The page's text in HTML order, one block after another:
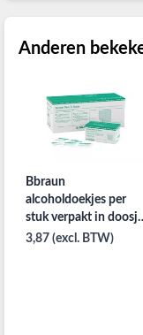
Anderen
Bbraun
alcoholdoekjes per
stuk verpakt in doosje
van 100st.
3,87 (excl. BTW)